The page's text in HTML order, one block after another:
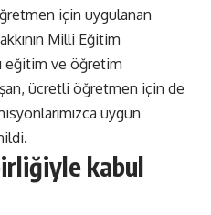
için uygulanan
Milli Eğitim
eğitim ve öğretim
ücretli öğretmen için de
uygun
kabul